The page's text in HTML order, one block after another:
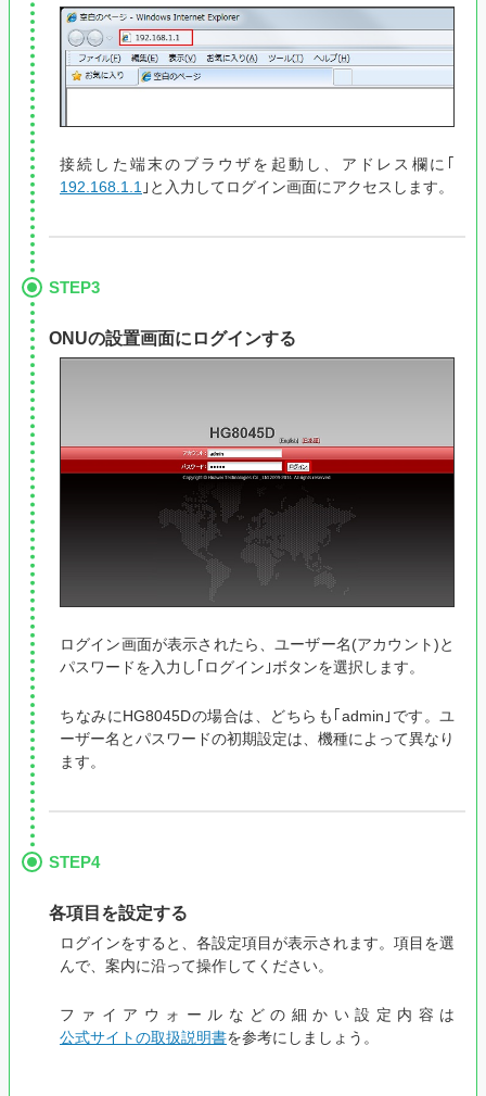
接続した端末のブラウザを起動し、アドレス欄に｢
192.168.1.1 ｣と入力してログイン画面にアクセスします。
STEP3
ONUの設置画面にログインする
ログイン画面が表示されたら、ユーザー名(アカウント)と
パスワードを入力し｢ログイン｣ボタンを選択します。
ちなみにHG8045Dの場合は、どちらも｢admin｣です。ユ
ーザー名とパスワードの初期設定は、機種によって異なり
ます。
STEP4
各項目を設定する
ログインをすると、各設定項目が表示されます。項目を選
んで、案内に沿って操作してください。
ファイアウォールなどの細かい設定内容は
公式サイトの取扱説明書を参考にしましょう。